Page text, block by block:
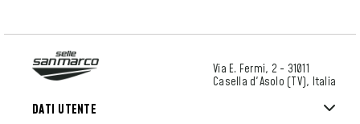
DATI UTENTE
Via E. Fermi, 2 - 31011
Casella d'Asolo (TV), Italia